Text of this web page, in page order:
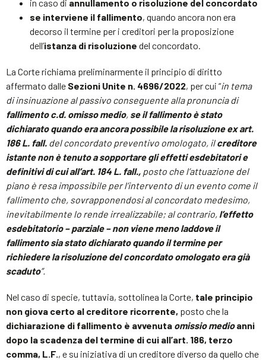
in caso di annullamento o risoluzione del concordato
se interviene il fallimento, quando ancora non era
decorso il termine per i creditori per la proposizione
dell’istanza di risoluzione del concordato.
La Corte richiama preliminarmente il principio di diritto
affermato dalle Sezioni Unite n. 4696/2022, per cui “in tema
di insinuazione al passivo conseguente alla pronuncia di
fallimento c.d. omisso medio, se il fallimento è stato
dichiarato quando era ancora possibile la risoluzione ex art.
186 L. fall. del concordato preventivo omologato, ilcreditore
istante non è tenuto a sopportare gli effetti esdebitatori e
definitivi di cui all’art. 184 L. fall., posto che l’attuazione del
piano è resa impossibile per l’intervento di un evento come il
fallimento che, sovrapponendosi al concordato medesimo,
inevitabilmente lo rende irrealizzabile; al contrario, l’effetto
esdebitatorio – parziale – non viene meno laddove il
fallimento sia stato dichiarato quando il termine per
richiedere la risoluzione del concordato omologato era già
scaduto”.
Nel caso di specie, tuttavia, sottolinea la Corte, tale principio
non giova certo al creditore ricorrente, posto che la
dichiarazione di fallimento è avvenuta omissio medioanni
dopo la scadenza del termine di cui all’art. 186, terzo
comma, L.F., e su iniziativa di un creditore diverso da quello che